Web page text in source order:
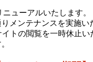
ューアルいたします。
メンテナンスを実施い
トの閲覧を一時休止